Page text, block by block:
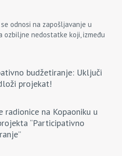
odnosi na zapošljavanje u
ozbiljne nedostatke koji, između
budžetiranje: Uključi
projekat!
radionice na Kopaoniku u
“Participativno